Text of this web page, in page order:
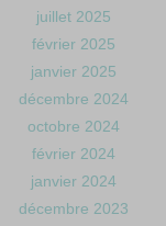
juillet 2025
février 2025
janvier 2025
décembre 2024
octobre 2024
février 2024
janvier 2024
décembre 2023